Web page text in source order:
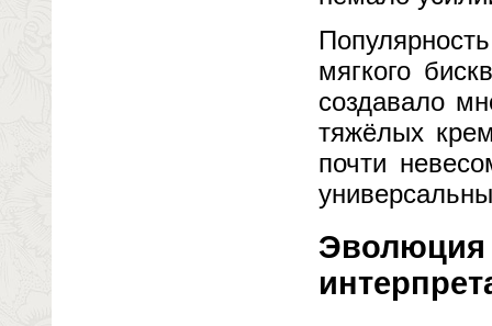
мягкого
создавало
тяжёлых
почти
Эволюция